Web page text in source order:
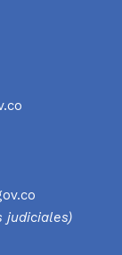
judiciales)